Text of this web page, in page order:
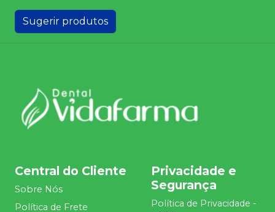
Sugerir produtos
Central do Cliente
Sobre Nós
Política de Frete
Privacidade e
Segurança
Política de Privacidade -